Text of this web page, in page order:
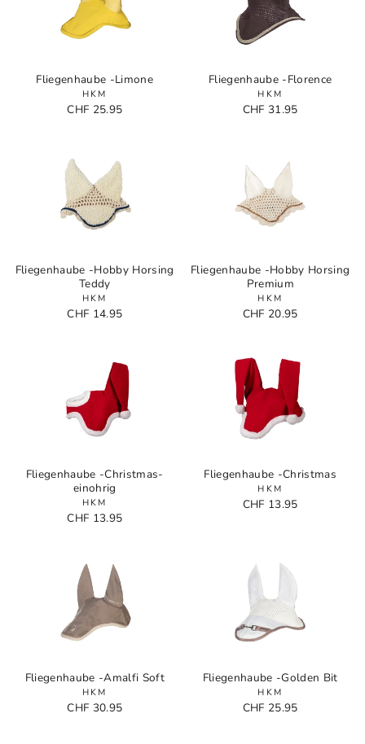
Fliegenhaube -Limone
HKM
CHF 25.95
Fliegenhaube -Florence
HKM
CHF 31.95
Fliegenhaube -Hobby Horsing
Teddy
HKM
CHF 14.95
Fliegenhaube -Hobby Horsing
Premium
HKM
CHF 20.95
Fliegenhaube -Christmas-
einohrig
HKM
CHF 13.95
Fliegenhaube -Christmas
HKM
CHF 13.95
Fliegenhaube -Amalfi Soft
HKM
CHF 30.95
Fliegenhaube -Golden Bit
HKM
CHF 25.95